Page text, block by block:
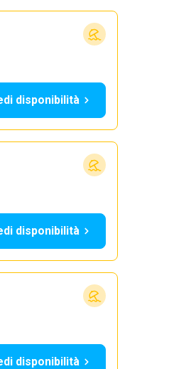
disponibilità
disponibilità
disponibilità